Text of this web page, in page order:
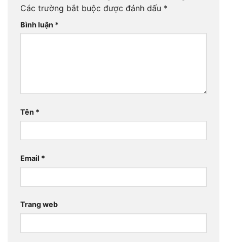
Các trường bắt buộc được đánh dấu *
Bình luận *
Tên *
Email *
Trang web